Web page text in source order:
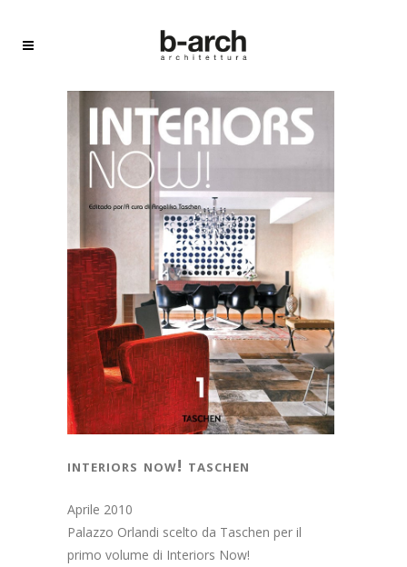
interiors now! taschen
Aprile 2010
Palazzo Orlandi scelto da Taschen per il
primo volume di Interiors Now!